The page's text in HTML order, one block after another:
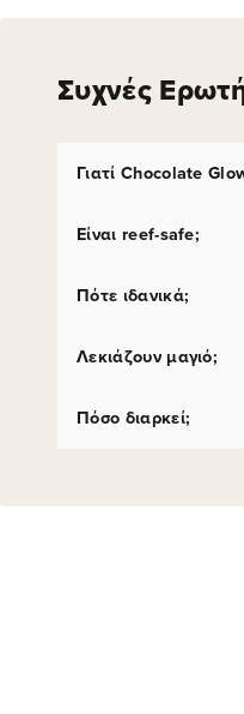
Συχνές
Γιατί Chocolate
Είναι reef-safe;
Πότε ιδανικά;
Λεκιάζουν μαγιό;
Πόσο διαρκεί;